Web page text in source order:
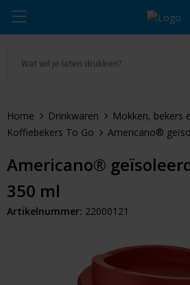
Drinkwaren
Tassen & Reizen
Beurs & Event
Alle promosnoepje
Zomer
Kerst
Alle geefmomenten
Thule
Alle merken
Home Drinkwaren
Mokken, bekers
Koffiebekers To Go
Americano®
Americano®
350 ml
Artikelnummer: 22000121